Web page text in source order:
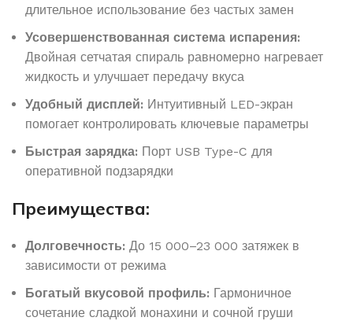
длительное использование без частых замен
Усовершенствованная система испарения:
Двойная сетчатая спираль равномерно нагревает
жидкость и улучшает передачу вкуса
Удобный дисплей: Интуитивный LED-экран
помогает контролировать ключевые параметры
Быстрая зарядка: Порт USB Type-C для
оперативной подзарядки
Преимущества:
Долговечность: До 15 000–23 000 затяжек в
зависимости от режима
Богатый вкусовой профиль: Гармоничное
сочетание сладкой монахини и сочной груши